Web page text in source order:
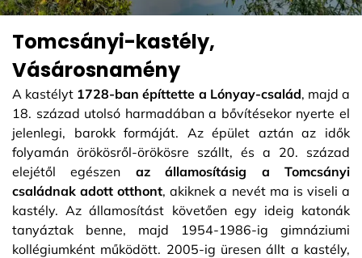
Tomcsányi-kastély,
Vásárosnamény
A kastélyt 1728-ban építtette a Lónyay-család, majd a
18. század utolsó harmadában a bővítésekor nyerte el
jelenlegi, barokk formáját. Az épület aztán az idők
folyamán örökösről-örökösre szállt, és a 20. század
elejétől egészen az államosításig a Tomcsányi
családnak adott otthont, akiknek a nevét ma is viseli a
kastély. Az államosítást követően egy ideig katonák
tanyáztak benne, majd 1954-1986-ig gimnáziumi
kollégiumként működött. 2005-ig üresen állt a kastély,